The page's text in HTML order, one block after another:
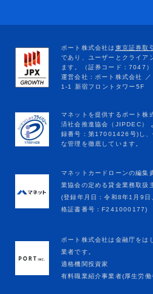
マネットカードローンの編集
業協会の定める貸金業務取扱
(登録年月日：令和8年1月9
格証書番号：F241000177)
ポート株式会社は金融庁をは
業者です。
適格機関投資家
有料職業紹介事業者(厚生労